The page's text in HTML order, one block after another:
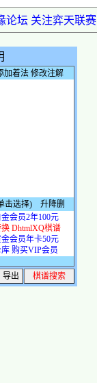
论坛 关注弈天联赛